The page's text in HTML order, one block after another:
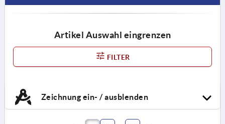
Artikel Auswahl eingrenzen
FILTER
Zeichnung ein- / ausblenden